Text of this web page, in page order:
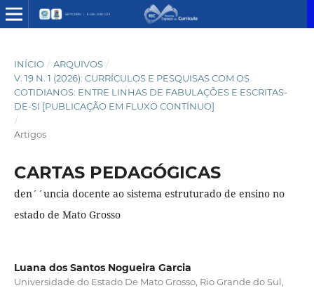
INÍCIO / ARQUIVOS /
V. 19 N. 1 (2026): CURRÍCULOS E PESQUISAS COM OS
COTIDIANOS: ENTRE LINHAS DE FABULAÇÕES E ESCRITAS-
DE-SI [PUBLICAÇÃO EM FLUXO CONTÍNUO]
/
Artigos
CARTAS PEDAGÓGICAS
den´´uncia docente ao sistema estruturado de ensino no
estado de Mato Grosso
Luana dos Santos Nogueira Garcia
Universidade do Estado De Mato Grosso, Rio Grande do Sul,